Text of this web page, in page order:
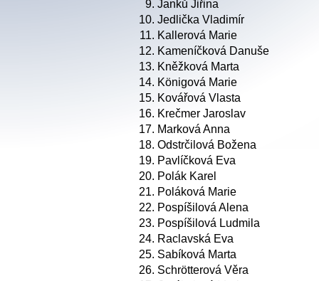
9. Janků Jiřina
10. Jedlička Vladimír
11. Kallerová Marie
12. Kameníčková Danuše
13. Kněžková Marta
14. Königová Marie
15. Kovářová Vlasta
16. Krečmer Jaroslav
17. Marková Anna
18. Odstrčilová Božena
19. Pavlíčková Eva
20. Polák Karel
21. Poláková Marie
22. Pospíšilová Alena
23. Pospíšilová Ludmila
24. Raclavská Eva
25. Sabíková Marta
26. Schrötterová Věra